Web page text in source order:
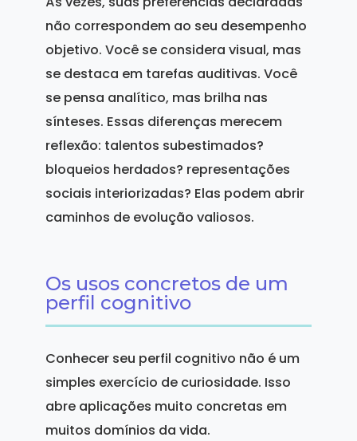
não correspondem ao seu desempenho
objetivo. Você se considera visual, mas
se destaca em tarefas auditivas. Você
se pensa analítico, mas brilha nas
sínteses. Essas diferenças merecem
reflexão: talentos subestimados?
bloqueios herdados? representações
sociais interiorizadas? Elas podem abrir
caminhos de evolução valiosos.
Os usos concretos de um
perfil cognitivo
Conhecer seu perfil cognitivo não é um
simples exercício de curiosidade. Isso
abre aplicações muito concretas em
muitos domínios da vida.